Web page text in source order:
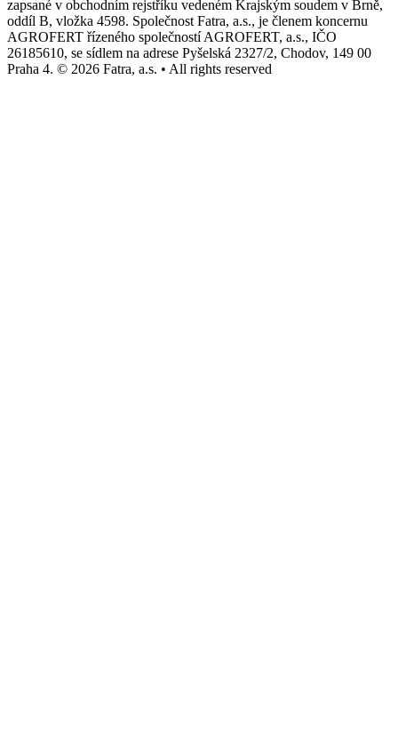
zapsané v obchodním rejstříku vedeném Krajským soudem v Brně,
oddíl B, vložka 4598. Společnost Fatra, a.s., je členem koncernu
AGROFERT řízeného společností AGROFERT, a.s., IČO
26185610, se sídlem na adrese Pyšelská 2327/2, Chodov, 149 00
Praha 4. © 2026 Fatra, a.s. • All rights reserved